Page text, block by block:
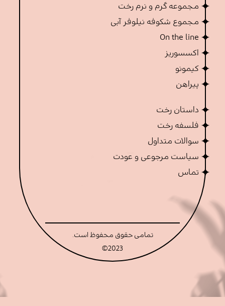
مجموعه گرم و نرم رخت
مجموع شکوفه نیلوفر آبی
On the line
اکسسوریز
کیمونو
پیراهن
داستان رخت
فلسفه رخت
سوالات متداول
سیاست مرجوعی و عودت
تماس
تمامی حقوق محفوظ است.
2023
©